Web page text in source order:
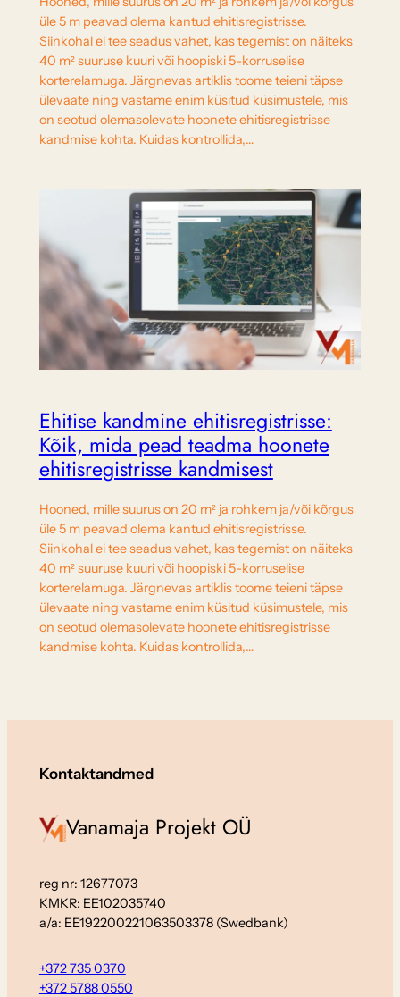
üle 5 m peavad olema kantud ehitisregistrisse.
Siinkohal ei tee seadus vahet, kas tegemist on näiteks
40 m² suuruse kuuri või hoopiski 5-korruselise
korterelamuga. Järgnevas artiklis toome teieni täpse
ülevaate ning vastame enim küsitud küsimustele, mis
on seotud olemasolevate hoonete ehitisregistrisse
kandmise kohta. Kuidas kontrollida,…
Ehitise kandmine ehitisregistrisse:
Kõik, mida pead teadma hoonete
ehitisregistrisse kandmisest
Hooned, mille suurus on 20 m² ja rohkem ja/või kõrgus
üle 5 m peavad olema kantud ehitisregistrisse.
Siinkohal ei tee seadus vahet, kas tegemist on näiteks
40 m² suuruse kuuri või hoopiski 5-korruselise
korterelamuga. Järgnevas artiklis toome teieni täpse
ülevaate ning vastame enim küsitud küsimustele, mis
on seotud olemasolevate hoonete ehitisregistrisse
kandmise kohta. Kuidas kontrollida,…
Kontaktandmed
Vanamaja Projekt OÜ
reg nr: 12677073
KMKR: EE102035740
a/a: EE192200221063503378 (Swedbank)
+372 735 0370
+372 5788 0550